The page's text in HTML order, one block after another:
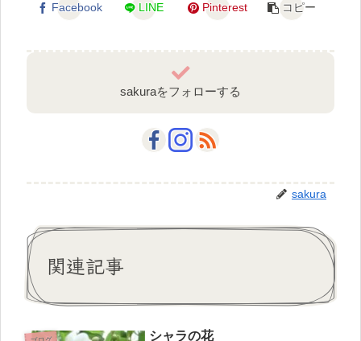
Facebook LINE Pinterest コピー
sakuraをフォローする
sakura
関連記事
シャラの花